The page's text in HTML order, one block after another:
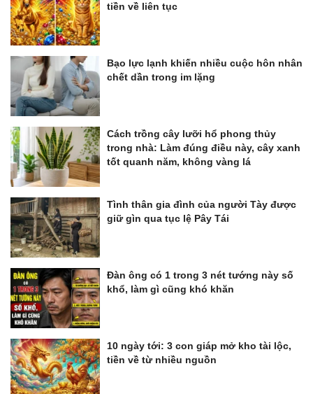
tiền về liên tục
Bạo lực lạnh khiến nhiều cuộc hôn nhân
chết dần trong im lặng
Cách trồng cây lưỡi hổ phong thủy
trong nhà: Làm đúng điều này, cây xanh
tốt quanh năm, không vàng lá
Tình thân gia đình của người Tày được
giữ gìn qua tục lệ Pây Tái
Đàn ông có 1 trong 3 nét tướng này số
khổ, làm gì cũng khó khăn
10 ngày tới: 3 con giáp mở kho tài lộc,
tiền về từ nhiều nguồn